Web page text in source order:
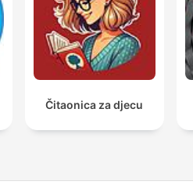
Čitaonica za djecu